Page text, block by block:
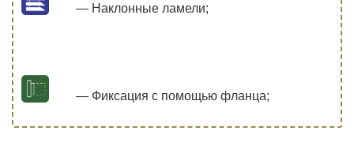
— Наклонные ламели;
— Фиксация с помощью фланца;